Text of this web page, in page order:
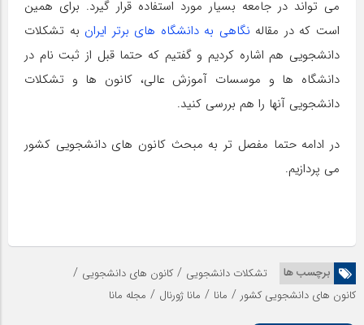
می تواند در جامعه بسیار مورد استفاده قرار گیرد. برای همین
است که در مقاله نگاهی به دانشگاه های برتر ایران به تشکلات
دانشجویی هم اشاره کردیم و گفتیم که حتما قبل از ثبت نام در
دانشگاه ها و موسسات آموزش عالی، کانون ها و تشکلات
دانشجویی آنها را هم بررسی کنید.
در ادامه حتما مفصل تر به مبحث کانون های دانشجویی کشور
می پردازیم.
برچسب ها تشکلات دانشجویی /کانون های دانشجویی /
کانون های دانشجویی کشور / مانا / مانا ژورنال / مجله مانا